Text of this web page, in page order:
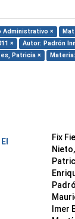
Administrativo ×
×
Autor: Padrón
Patricia ×
Fix
Imer